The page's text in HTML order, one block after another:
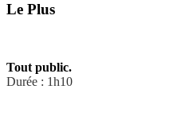
Le Plus
Tout public.
Durée : 1h10